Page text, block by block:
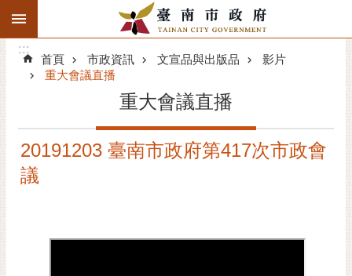
跳到主要內容區塊
搜
階
搜
市府動態
:::
:::
首頁 市政資訊 文宣品與出版品
影片
重大會議直播
重大會議直播
20191203 臺南市政府第417次市政會
議